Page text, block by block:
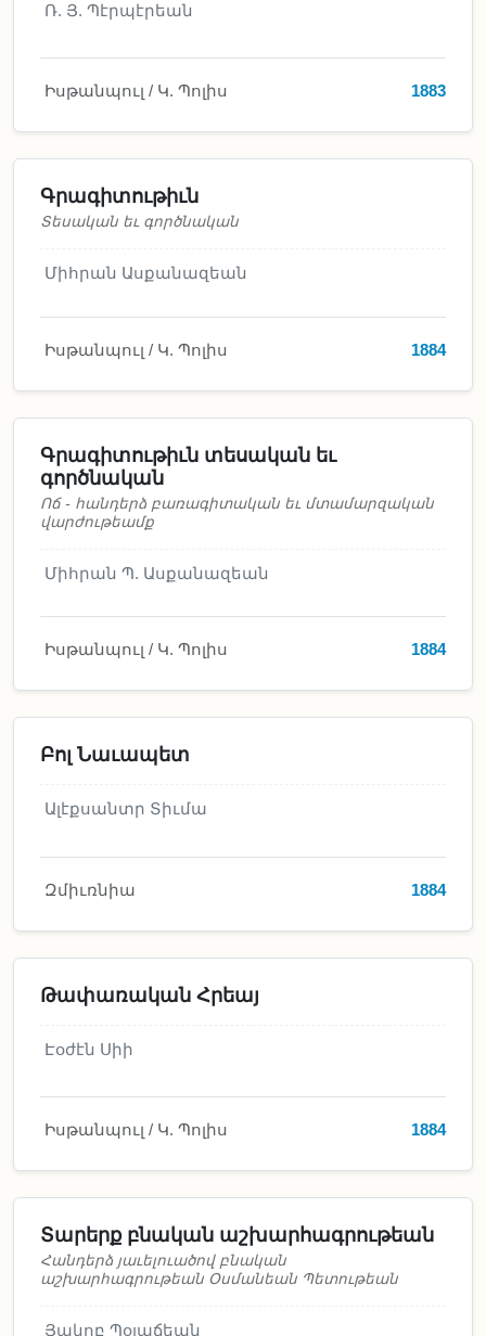
Ռ. Յ. Պէրպէրեան
Իսթանպուլ / Կ. Պոլիս 1883
Գրագիտութիւն
Տեսական եւ գործնական
Միհրան Ասքանազեան
Իսթանպուլ / Կ. Պոլիս 1884
Գրագիտութիւն տեսական եւ
գործնական
Ոճ - հանդերձ բառագիտական եւ մտամարզական
վարժութեամք
Միհրան Պ. Ասքանազեան
Իսթանպուլ / Կ. Պոլիս 1884
Բոլ Նաւապետ
Ալէքսանտր Տիւմա
Զմիւռնիա 1884
Թափառական Հրեայ
Էօժէն Սիի
Իսթանպուլ / Կ. Պոլիս 1884
Տարերք բնական աշխարհագրութեան
Հանդերձ յաւելուածով բնական
աշխարհագրութեան Օսմանեան Պետութեան
Յակոբ Պօյաճեան